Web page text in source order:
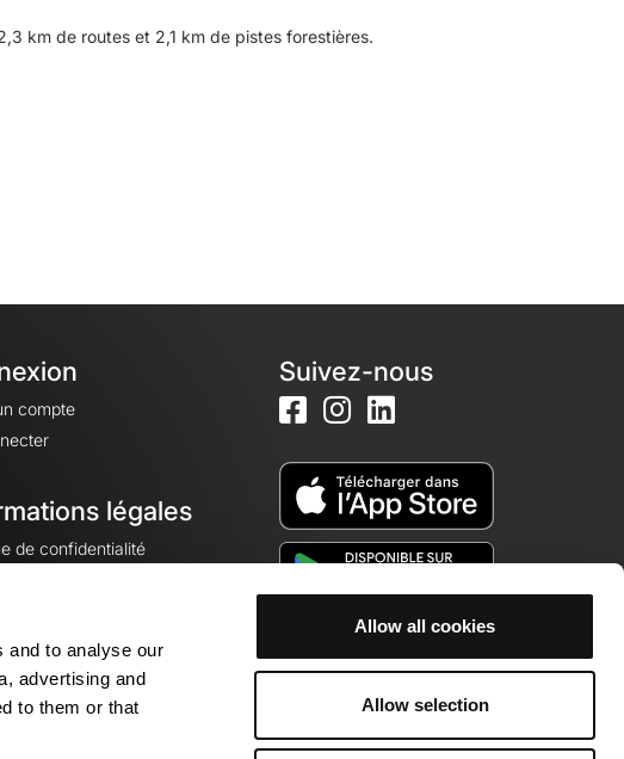
and to analyse our
advertising and
to them or that
Allow all cookies
Allow selection
km de routes et 2,1 km de pistes forestières.
compte
légales
de confidentialité
légales
des cookies
Suivez-nous